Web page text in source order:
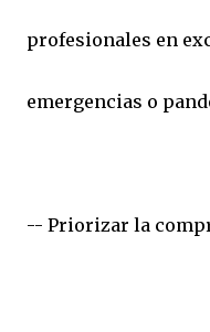
profesionales en
emergencias o
-- Priorizar la